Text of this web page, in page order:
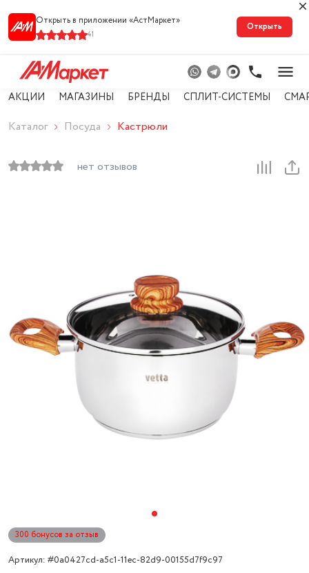
Открыть в приложении «АстМарке‪т‬»
41
Открыть
АКЦИИ МАГАЗИНЫ БРЕНДЫ СПЛИТ-СИСТЕМЫ
Каталог Посуда Кастрюли
нет отзывов
300 бонусов за отзыв
Артикул: #0a0427cd-a5c1-11ec-82d9-00155d7f9c97